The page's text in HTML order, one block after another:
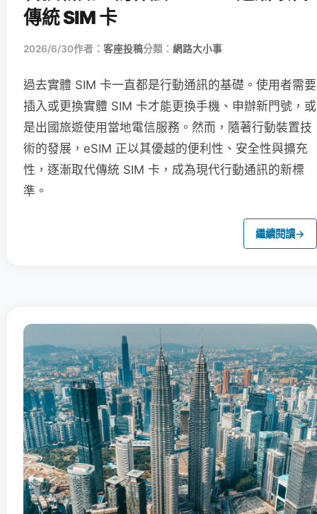
傳統 SIM 卡
2026/6/30作者： 客座投稿分類： 網路大小事
過去實體 SIM 卡一直都是行動通訊的基礎。使用者需要
插入或更換實體 SIM 卡才能更換手機、申辦新門號，或
是出國旅遊使用當地電信服務。然而，隨著行動裝置技
術的發展，eSIM 正以其優越的便利性、安全性與擴充
性，逐漸取代傳統 SIM 卡，成為現代行動通訊的新標
準。
繼續閱讀→